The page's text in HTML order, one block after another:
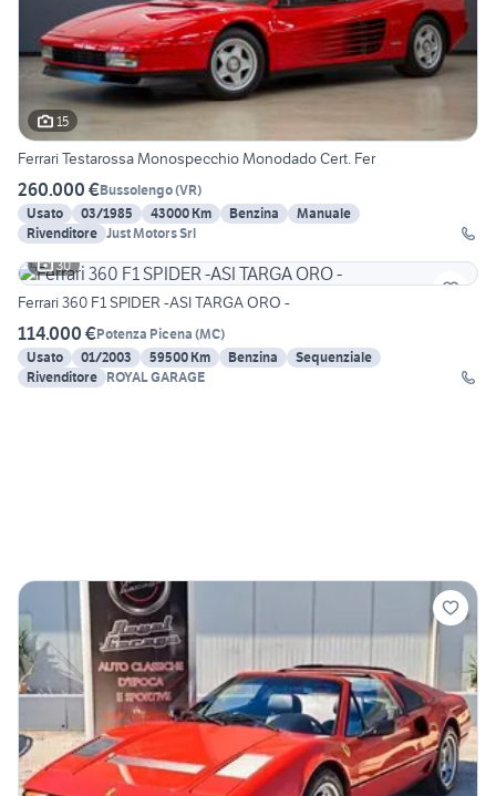
15
Ferrari Testarossa Monospecchio Monodado Cert. Fer
260.000 €Bussolengo(VR)
Usato
03/1985 43000 Km Benzina
Manuale
Rivenditore Just Motors Srl
30
Ferrari 360 F1 SPIDER -ASI TARGA ORO -
114.000 €Potenza Picena (MC)
Usato
01/2003 59500 Km Benzina
Sequenziale
Rivenditore ROYAL GARAGE